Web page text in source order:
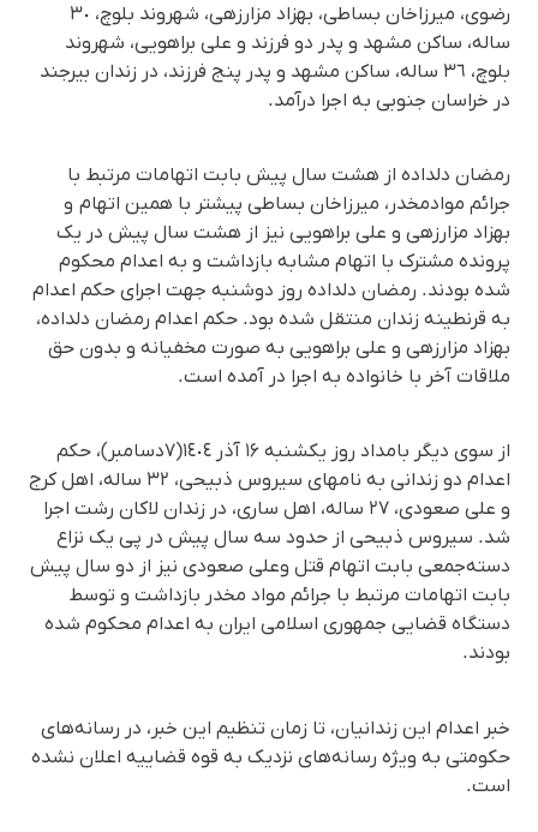
رضوی، میرزاخان بساطی، بهزاد مزارزهی، شهروند بلوچ، ٣٠
سالە، ساکن مشهد و پدر دو فرزند و علی براهویی، شهروند
بلوچ، ٣٦ سالە، ساکن مشهد و پدر پنج فرزند، در زندان بیرجند
در خراسان جنوبی بە اجرا درآمد.
رمضان دلداده از هشت سال پیش بابت اتهامات مرتبط با
جرائم موادمخدر، میرزاخان بساطی پیشتر با همین اتهام و
بهزاد مزارزهی و علی براهویی نیز از هشت سال پیش در یک
پروندە مشترک با اتهام مشابە بازداشت و بە اعدام محکوم
شدە بودند. رمضان دلدادە روز دوشنبە جهت اجرای حکم اعدام
بە قرنطینه زندان منتقل شدە بود. حکم اعدام رمضان دلدادە،
بهزاد مزارزهی و علی براهویی بە صورت مخفیانە و بدون حق
ملاقات آخر با خانواده به اجرا در آمده است.
از سوی دیگر بامداد روز یکشنبه ۱۶ آذر ١٤٠٤(٧دسامبر)، حکم
اعدام دو زندانی بە نامهای سیروس ذبیحی، ۳۲ ساله، اهل کرج
و علی صعودی، ۲۷ ساله، اهل ساری، در زندان لاکان رشت اجرا
شد. سیروس ذبیحی از حدود سه سال پیش در پی یک نزاع
دسته‌جمعی بابت اتهام قتل وعلی صعودی نیز از دو سال پیش
بابت اتهامات مرتبط با جرائم مواد مخدر بازداشت و توسط
دستگاه قضایی جمهوری اسلامی ایران به اعدام محکوم شده
بودند.
خبر اعدام این زندانیان، تا زمان تنظیم این خبر، در رسانه‌های
حکومتی به ویژه رسانه‌های نزدیک به قوه قضاییه اعلان نشده
است.